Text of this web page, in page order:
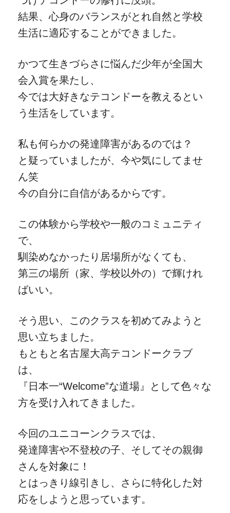
結果、心身のバランスがとれ自然と学校
生活に適応することができました。
かつて生きづらさに悩んだ少年が全国大
会入賞を果たし、
今では大好きなテコンドーを教えるとい
う生活をしています。
私も何らかの発達障害があるのでは？
と疑っていましたが、今や気にしてませ
ん笑
今の自分に自信があるからです。
この体験から学校や一般のコミュニティ
で、
馴染めなかったり居場所がなくても、
第三の場所（家、学校以外の）で輝けれ
ばいい。
そう思い、このクラスを初めてみようと
思い立ちました。
もともと名古屋大高テコンドークラブ
は、
『日本一“Welcome”な道場』として色々な
方を受け入れてきました。
今回のユニコーンクラスでは、
発達障害や不登校の子、そしてその親御
さんを対象に！
とはっきり線引きし、さらに特化した対
応をしようと思っています。